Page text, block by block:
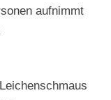
aufnimmt